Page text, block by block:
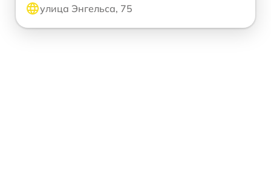
улица Энгельса, 75